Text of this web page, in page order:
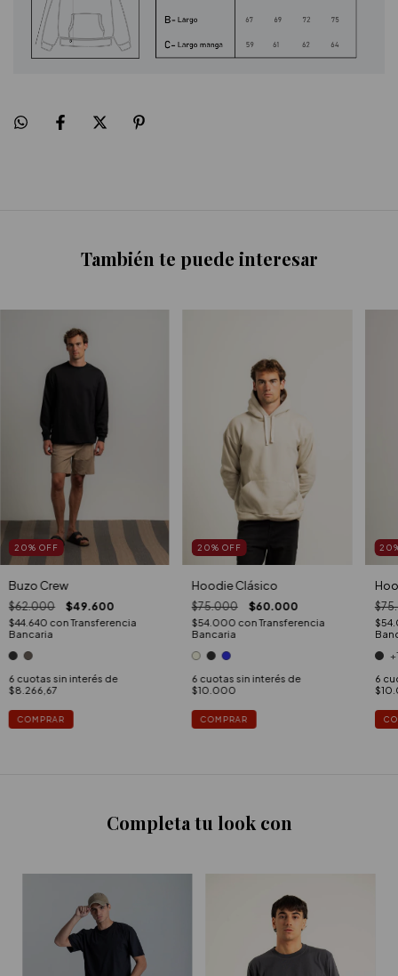
También te puede interesar
20% OFF
Buzo Crew
$62.000 $49.600
$44.640 con Transferencia
Bancaria
6 cuotas sin interés de
$8.266,67
COMPRAR
20% OFF
Hoodie Clásico
$75.000 $60.000
$54.000 con Transferencia
Bancaria
6 cuotas sin interés de
$10.000
COMPRAR
20
6
Completa tu look con